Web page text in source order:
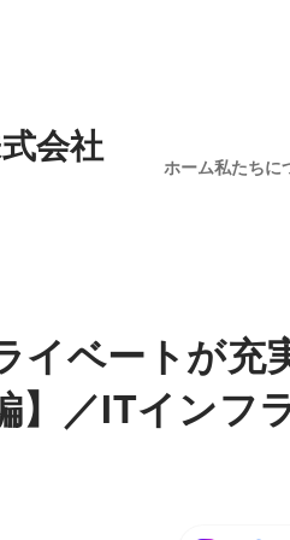
会社 ホーム私たちに
イベートが充
】／ITインフ